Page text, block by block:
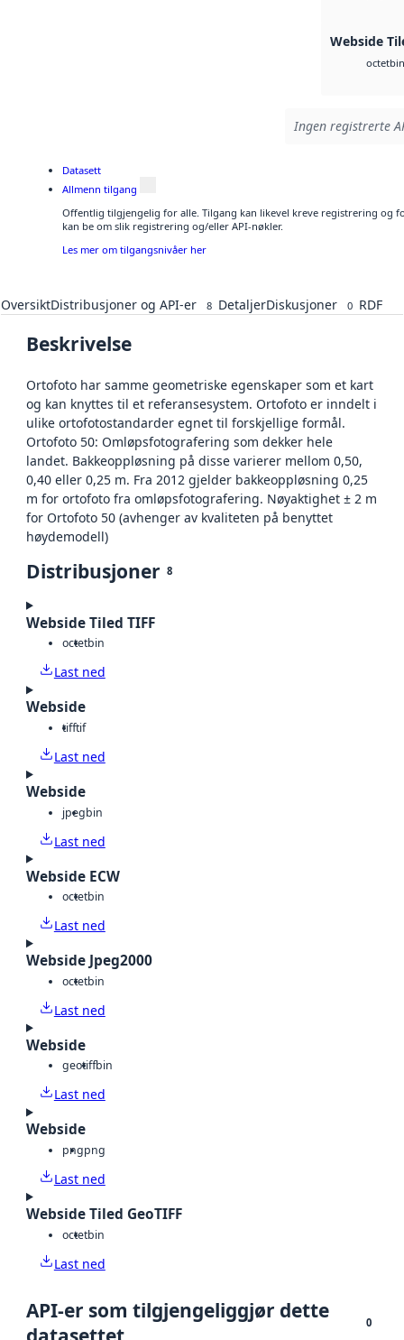
Webside
octetbin
Ingen registrerte
Datasett
Allmenn tilgang
Offentlig tilgjengelig for alle. Tilgang kan likevel kreve registrering og
kan be om slik registrering og/eller API-nøkler.
Les mer om tilgangsnivåer her
OversiktDistribusjoner og API-er 8 DetaljerDiskusjoner 0 RDF
Beskrivelse
Ortofoto har samme geometriske egenskaper som et kart
og kan knyttes til et referansesystem. Ortofoto er inndelt i
ulike ortofotostandarder egnet til forskjellige formål.
Ortofoto 50: Omløpsfotografering som dekker hele
landet. Bakkeoppløsning på disse varierer mellom 0,50,
0,40 eller 0,25 m. Fra 2012 gjelder bakkeoppløsning 0,25
m for ortofoto fra omløpsfotografering. Nøyaktighet ± 2 m
for Ortofoto 50 (avhenger av kvaliteten på benyttet
høydemodell)
Distribusjoner 8
Webside Tiled TIFF
octetbin
Last ned
Webside
tifftif
Last ned
Webside
jpegbin
Last ned
Webside ECW
octetbin
Last ned
Webside Jpeg2000
octetbin
Last ned
Webside
geotiffbin
Last ned
Webside
pngpng
Last ned
Webside Tiled GeoTIFF
octetbin
Last ned
API-er som tilgjengeliggjør dette
0